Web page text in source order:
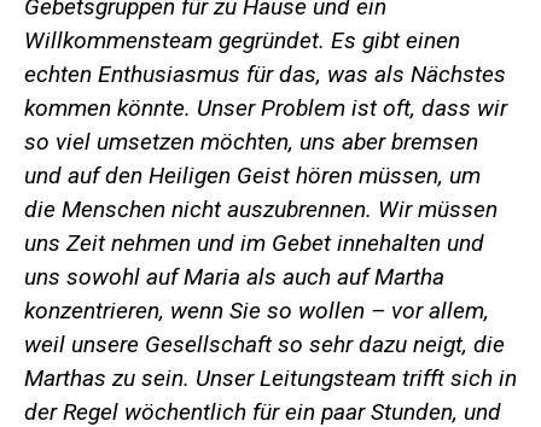
Gebetsgruppen für zu Hause und ein
Willkommensteam gegründet. Es gibt einen
echten Enthusiasmus für das, was als Nächstes
kommen könnte. Unser Problem ist oft, dass wir
so viel umsetzen möchten, uns aber bremsen
und auf den Heiligen Geist hören müssen, um
die Menschen nicht auszubrennen. Wir müssen
uns Zeit nehmen und im Gebet innehalten und
uns sowohl auf Maria als auch auf Martha
konzentrieren, wenn Sie so wollen – vor allem,
weil unsere Gesellschaft so sehr dazu neigt, die
Marthas zu sein. Unser Leitungsteam trifft sich in
der Regel wöchentlich für ein paar Stunden, und